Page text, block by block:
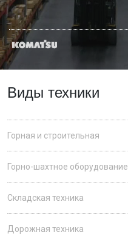
Виды техники
Горная и строительная
Горно-шахтное оборудование
Складская техника
Дорожная техника